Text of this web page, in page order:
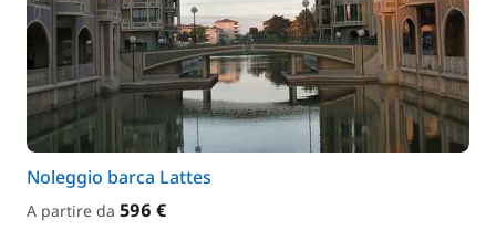
Noleggio barca Lattes
A partire da 596 €